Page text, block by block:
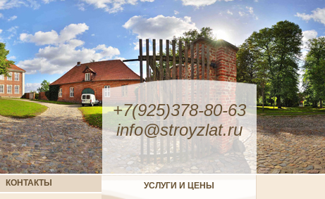
+7(925)378-80-63
info@stroyzlat.ru
КОНТАКТЫ УСЛУГИ И ЦЕНЫ